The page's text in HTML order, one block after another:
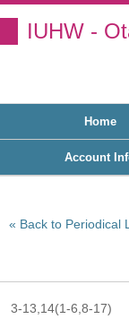
IUHW -
Home
Account
Back to Periodical
3-13,14(1-6,8-17)